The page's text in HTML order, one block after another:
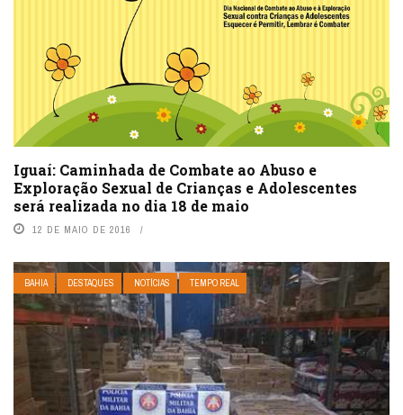
Iguaí: Caminhada de Combate ao Abuso e
Exploração Sexual de Crianças e Adolescentes
será realizada no dia 18 de maio
12 DE MAIO DE 2016
BAHIA DESTAQUES NOTÍCIAS TEMPO REAL